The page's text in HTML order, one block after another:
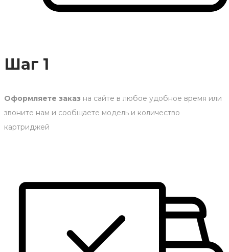
Шаг 1
Оформляете заказ на сайте в любое удобное время или
звоните нам и сообщаете модель и количество
картриджей